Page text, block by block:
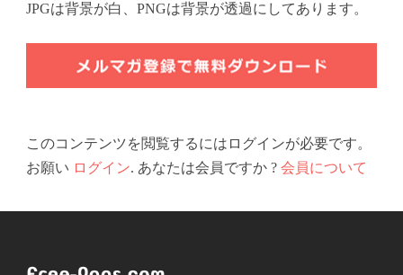
JPGは背景が白、PNGは背景が透過にしてあります。
このコンテンツを閲覧するにはログインが必要です。
お願い ログイン. あなたは会員ですか ? 会員について